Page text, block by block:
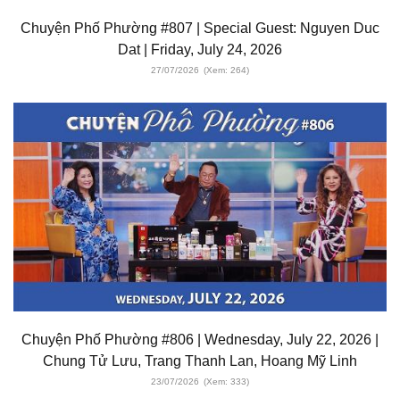
Chuyện Phố Phường #807 | Special Guest: Nguyen Duc
Dat | Friday, July 24, 2026
27/07/2026 (Xem: 264)
Chuyện Phố Phường #806 | Wednesday, July 22, 2026 |
Chung Tử Lưu, Trang Thanh Lan, Hoang Mỹ Linh
23/07/2026 (Xem: 333)